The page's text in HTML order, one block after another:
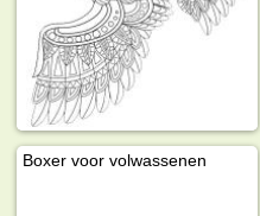
Boxer voor volwassenen